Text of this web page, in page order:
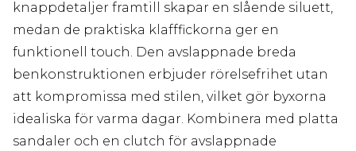
knappdetaljer framtill skapar en slående siluett,
medan de praktiska klafffickorna ger en
funktionell touch. Den avslappnade breda
benkonstruktionen erbjuder rörelsefrihet utan
att kompromissa med stilen, vilket gör byxorna
idealiska för varma dagar. Kombinera med platta
sandaler och en clutch för avslappnade